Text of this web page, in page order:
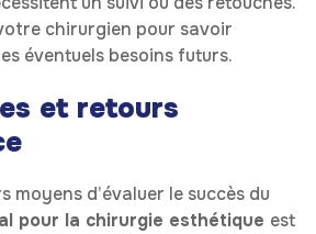
chirurgien pour savoir
éventuels besoins futurs.
et retours
moyens d’évaluer le succès du
pour la chirurgie esthétique est